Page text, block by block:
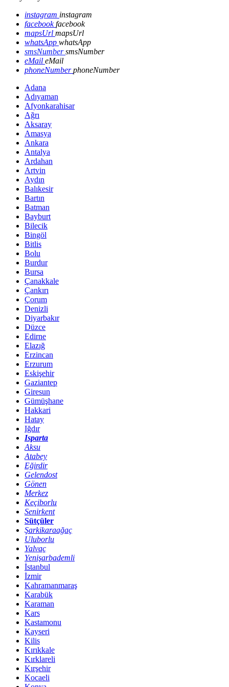
instagram instagram
facebookfacebook
mapsUrl mapsUrl
whatsApp whatsApp
smsNumbersmsNumber
eMail eMail
phoneNumberphoneNumber
Adana
Adıyaman
Afyonkarahisar
Ağrı
Aksaray
Amasya
Ankara
Antalya
Ardahan
Artvin
Aydın
Balıkesir
Bartın
Batman
Bayburt
Bilecik
Bingöl
Bitlis
Bolu
Burdur
Bursa
Çanakkale
Çankırı
Çorum
Denizli
Diyarbakır
Düzce
Edirne
Elazığ
Erzincan
Erzurum
Eskişehir
Gaziantep
Giresun
Gümüşhane
Hakkari
Hatay
Iğdır
Isparta
Aksu
Atabey
Eğirdir
Gelendost
Gönen
Merkez
Keçiborlu
Senirkent
Sütçüler
Şarkikaraağaç
Uluborlu
Yalvaç
Yenişarbademli
İstanbul
İzmir
Kahramanmaraş
Karabük
Karaman
Kars
Kastamonu
Kayseri
Kilis
Kırıkkale
Kırklareli
Kırşehir
Kocaeli